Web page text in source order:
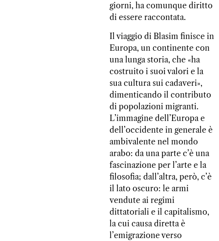
giorni, ha comunque diritto
di essere raccontata.
Il viaggio di Blasim finisce in
Europa, un continente con
una lunga storia, che «ha
costruito i suoi valori e la
sua cultura sui cadaveri»,
dimenticando il contributo
di popolazioni migranti.
L’immagine dell’Europa e
dell’occidente in generale è
ambivalente nel mondo
arabo: da una parte c’è una
fascinazione per l’arte e la
filosofia; dall’altra, però, c’è
il lato oscuro: le armi
vendute ai regimi
dittatoriali e il capitalismo,
la cui causa diretta è
l’emigrazione verso